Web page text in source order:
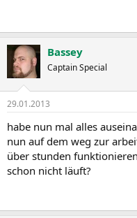
Bassey
Captain Special
29.01.2013
habe nun mal alles
nun auf dem weg zur
über stunden
schon nicht läuft?